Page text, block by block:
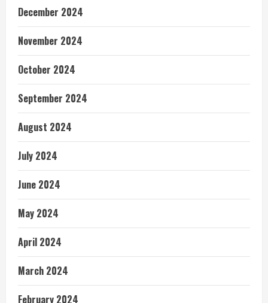
December 2024
November 2024
October 2024
September 2024
August 2024
July 2024
June 2024
May 2024
April 2024
March 2024
February 2024